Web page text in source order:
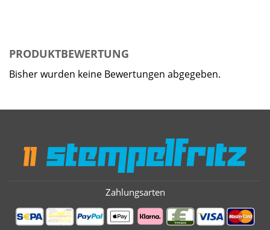
PRODUKTBEWERTUNG
Bisher wurden keine Bewertungen abgegeben.
Zahlungsarten